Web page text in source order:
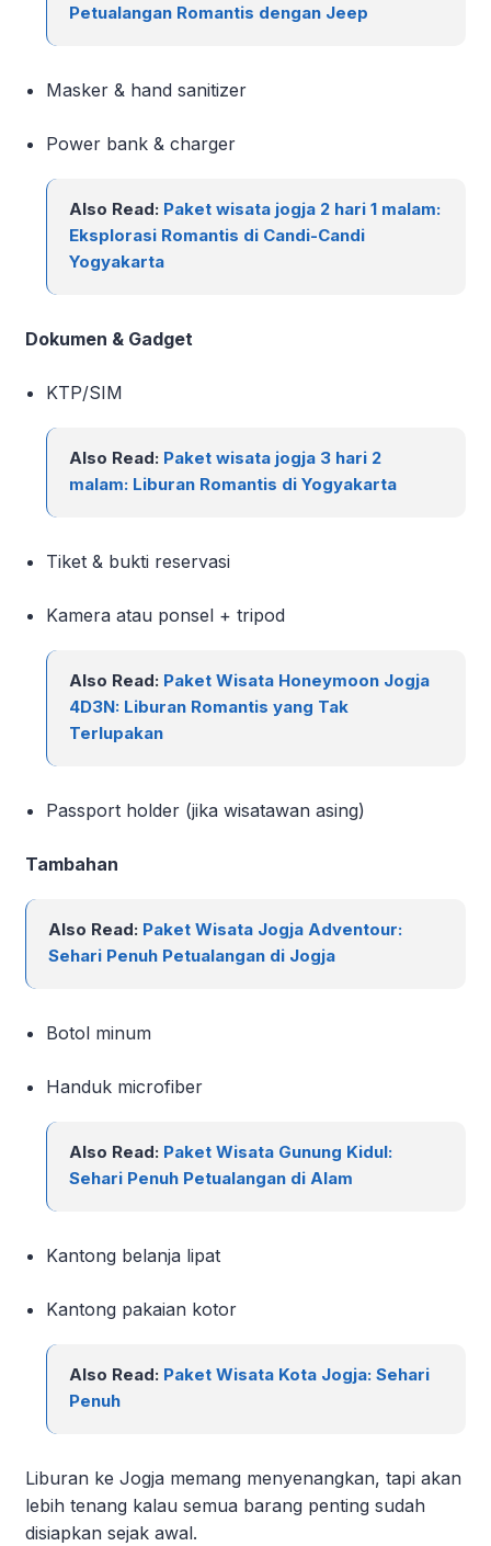
Petualangan Romantis dengan Jeep
Masker & hand sanitizer
Power bank & charger
Also Read: Paket wisata jogja 2 hari 1 malam:
Eksplorasi Romantis di Candi-Candi
Yogyakarta
Dokumen & Gadget
KTP/SIM
Also Read: Paket wisata jogja 3 hari 2
malam: Liburan Romantis di Yogyakarta
Tiket & bukti reservasi
Kamera atau ponsel + tripod
Also Read: Paket Wisata Honeymoon Jogja
4D3N: Liburan Romantis yang Tak
Terlupakan
Passport holder (jika wisatawan asing)
Tambahan
Also Read: Paket Wisata Jogja Adventour:
Sehari Penuh Petualangan di Jogja
Botol minum
Handuk microfiber
Also Read: Paket Wisata Gunung Kidul:
Sehari Penuh Petualangan di Alam
Kantong belanja lipat
Kantong pakaian kotor
Also Read: Paket Wisata Kota Jogja: Sehari
Penuh
Liburan ke Jogja memang menyenangkan, tapi akan
lebih tenang kalau semua barang penting sudah
disiapkan sejak awal.